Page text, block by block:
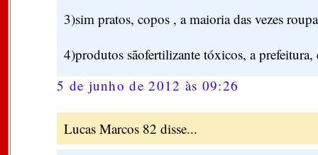
3)sim pratos, copos , a maioria das vezes
4)produtos sãofertilizante tóxicos, a
5 de junho de 2012 às 09:26
Lucas Marcos 82 disse...